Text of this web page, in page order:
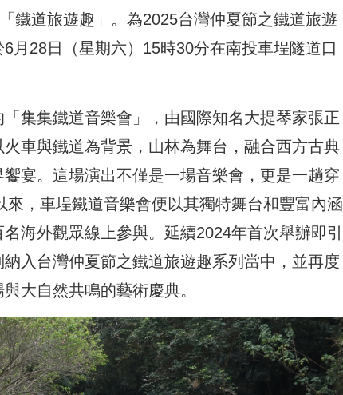
鐵道旅遊趣」。為2025台灣仲夏節之鐵道旅遊
月28日（星期六）15時30分在南投車埕隧道口
集集鐵道音樂會」，由國際知名大提琴家張正
車與鐵道為背景，山林為舞台，融合西方古典
宴。這場演出不僅是一場音樂會，更是一趟穿
，車埕鐵道音樂會便以其獨特舞台和豐富內涵
海外觀眾線上參與。延續2024年首次舉辦即引
入台灣仲夏節之鐵道旅遊趣系列當中，並再度
大自然共鳴的藝術慶典。